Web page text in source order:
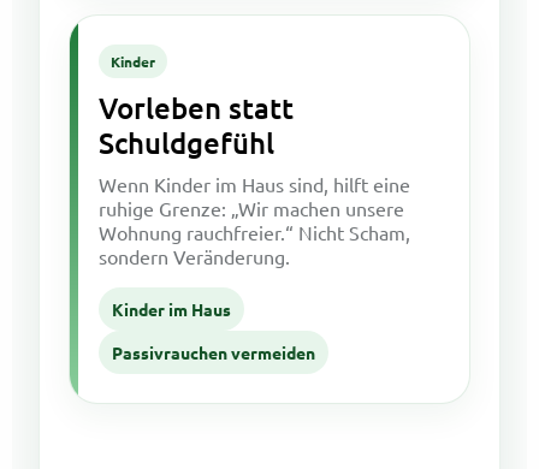
Kinder
Vorleben statt
Schuldgefühl
Wenn Kinder im Haus sind, hilft eine
ruhige Grenze: „Wir machen unsere
Wohnung rauchfreier.“ Nicht Scham,
sondern Veränderung.
Kinder im Haus
Passivrauchen vermeiden